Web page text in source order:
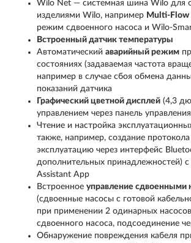
Wilo Net — системная шина Wilo для
изделиями Wilo, например Multi-Flow
режим сдвоенного насоса и Wilo-
Встроенный датчик температуры
Автоматический аварийный режим
состояниях (задаваемая частота
например в случае сбоя обмена
показаний датчика
Графический цветной дисплей (4,3
управлением через панель
Чтение и настройка
также, например, создание
эксплуатацию через интерфейс
дополнительных принадлежностей)
Assistant App
Встроенное управление сдвоенными
(сдвоенные насосы с готовой
при применении 2 одинарных насосов
сдвоенного насоса, подсоединение
Обнаружение повреждения кабеля